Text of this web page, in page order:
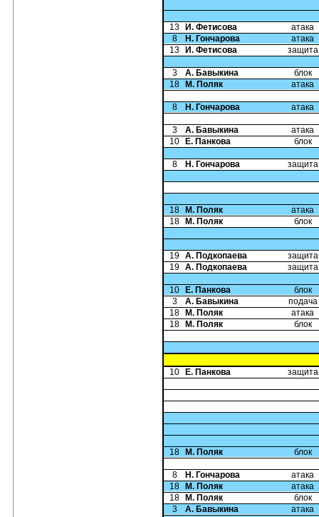
13 И. Фетисова
атака
8
Н. Гончарова
атака
13
И. Фетисова защита
3 А. Бавыкина
блок
18
М. Поляк атака
8 Н. Гончарова атака
3 А. Бавыкина
атака
10
Е. Панкова блок
8 Н. Гончарова защита
18 М. Поляк
атака
18
М. Поляк блок
19 А. Подкопаева
защита
19 А. Подкопаева защита
10 Е. Панкова
блок
3
А. Бавыкина
подача
18
М. Поляк
атака
18
М. Поляк блок
10 Е. Панкова защита
18 М. Поляк блок
8 Н. Гончарова
атака
18
М. Поляк
атака
18
М. Поляк
блок
3
А. Бавыкина атака